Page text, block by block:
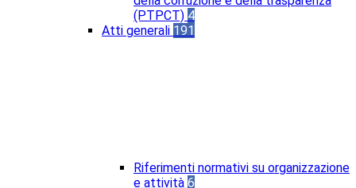
(PTPCT) 4
Atti generali 191
Riferimenti normativi su organizzazione
e attività 6